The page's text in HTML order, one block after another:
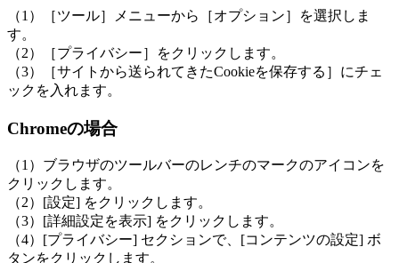
（1）［ツール］メニューから［オプション］を選択しま
す。
（2）［プライバシー］をクリックします。
（3）［サイトから送られてきたCookieを保存する］にチェ
ックを入れます。
Chromeの場合
（1）ブラウザのツールバーのレンチのマークのアイコンを
クリックします。
（2）[設定] をクリックします。
（3）[詳細設定を表示] をクリックします。
（4）[プライバシー] セクションで、[コンテンツの設定] ボ
タンをクリックします。